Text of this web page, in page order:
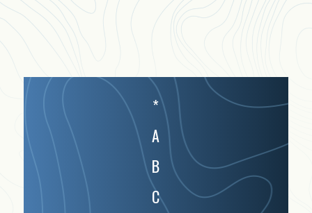
*
A
B
C